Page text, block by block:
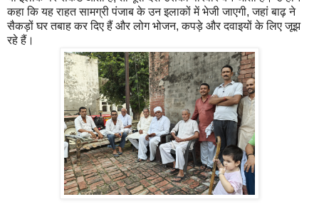
कहा कि यह राहत सामग्री पंजाब के उन इलाकों में भेजी जाएगी, जहां बाढ़ ने
सैकड़ों घर तबाह कर दिए हैं और लोग भोजन, कपड़े और दवाइयों के लिए जूझ
रहे हैं।